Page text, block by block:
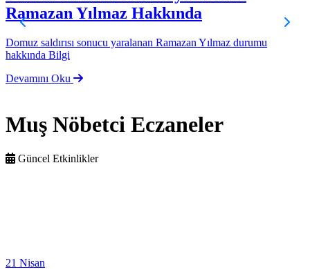
Ramazan Yılmaz Hakkında
Domuz saldırısı sonucu yaralanan Ramazan Yılmaz durumu
hakkında Bilgi
Devamını Oku
Muş Nöbetci Eczaneler
Güncel Etkinlikler
21 Nisan